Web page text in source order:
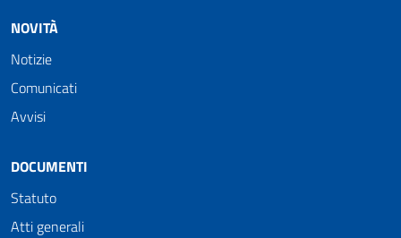
NOVITÀ
Notizie
Comunicati
Avvisi
DOCUMENTI
Statuto
Atti generali